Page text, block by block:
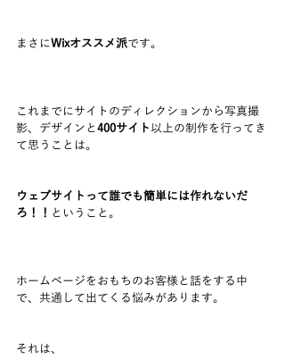
まさにWixオススメ派です。
これまでにサイトのディレクションから写真撮
影、デザインと400サイト以上の制作を行ってき
て思うことは。
ウェブサイトって誰でも簡単には作れないだ
ろ！！ ということ。
ホームページをおもちのお客様と話をする中
で、共通して出てくる悩みがあります。
それは、